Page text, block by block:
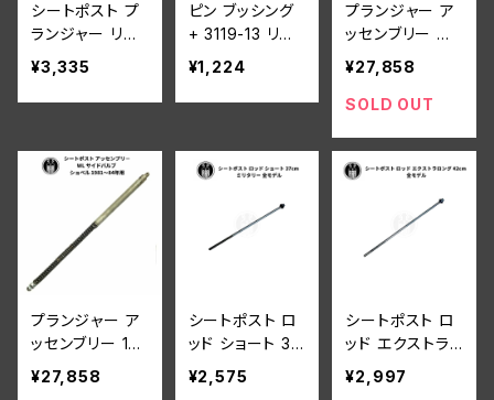
シートポスト プ
ランジャー リン
ク ハーレーダビ
ッドソン 1929-7
3年 全モデル
¥3,335
ピン ブッシング
+ 3119-13 リン
ク プランジャー
シートポスト ハ
ーレーダビッドソ
全モデル
¥1,224
プランジャー ア
ッセンブリー ビ
ッグツイン 白メ
¥27,858
SOLD OUT
プランジャー ア
ッセンブリー 19
30-52年 DL VL
RL WL G 白メッ
¥27,858
シートポスト ロ
ッド ショート 37
cm ハーレーダ
ビッドソン ミリタ
¥2,575
シートポスト ロ
ッド エクストラ
ロング 42cm ハ
ーレーダビッドソ
¥2,997